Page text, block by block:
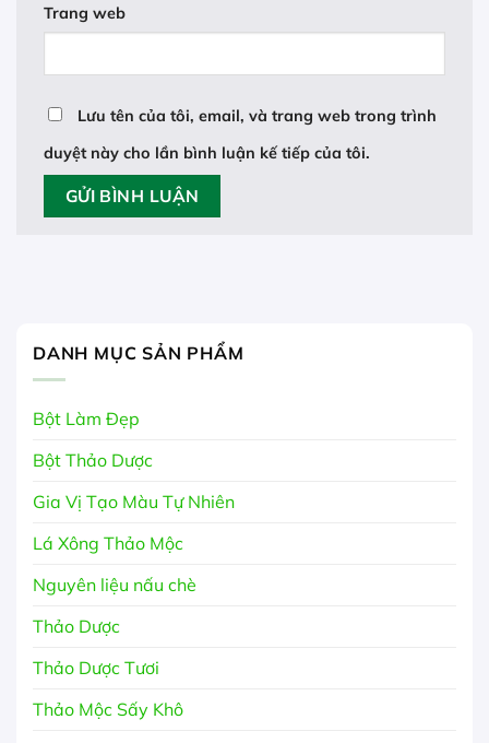
Trang web
Lưu tên của tôi, email, và trang web trong trình
duyệt này cho lần bình luận kế tiếp của tôi.
DANH MỤC SẢN PHẨM
Bột Làm Đẹp
Bột Thảo Dược
Gia Vị Tạo Màu Tự Nhiên
Lá Xông Thảo Mộc
Nguyên liệu nấu chè
Thảo Dược
Thảo Dược Tươi
Thảo Mộc Sấy Khô